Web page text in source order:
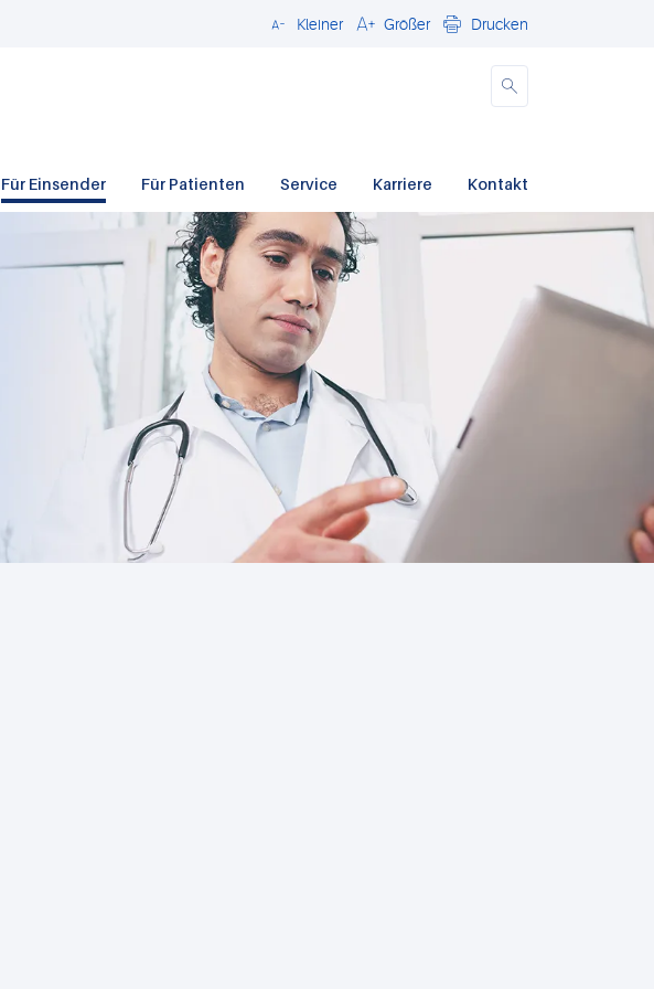
Schließen
Kleiner Größer Drucken
Für Einsender Für Patienten Service Karriere Kontakt